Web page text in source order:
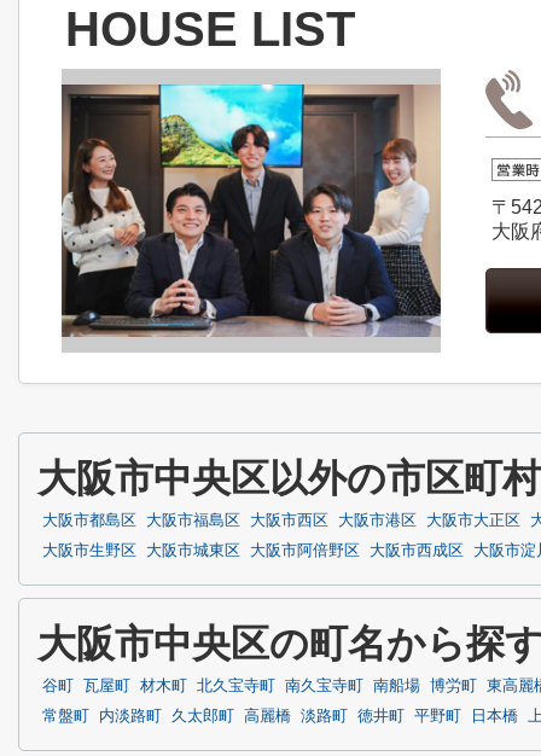
HOUSE LIST
〒
大阪
大阪市中央区以外の市区町
大阪市都島区 大阪市福島区 大阪市西区 大阪市港区 大阪市大正区
大阪市生野区
大阪市城東区 大阪市阿倍野区 大阪市西成区 大阪市淀
大阪市中央区の町名から探
谷町 瓦屋町 材木町 北久宝寺町 南久宝寺町 南船場 博労町
東高麗
常盤町
内淡路町 久太郎町 高麗橋 淡路町 徳井町 平野町 日本橋